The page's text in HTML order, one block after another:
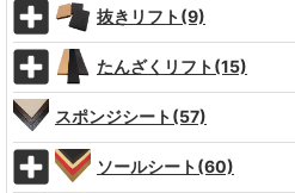
抜きリフト(9)
たんざくリフト(15)
スポンジシート(57)
ソールシート(60)